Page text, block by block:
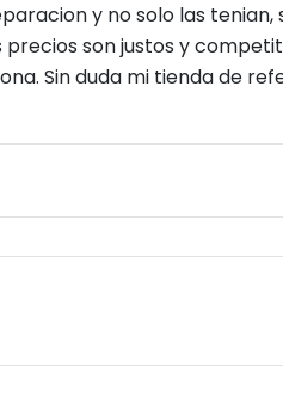
y no solo las tenian,
son justos y
Sin duda mi tienda de